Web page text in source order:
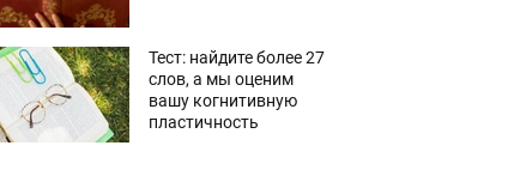
Тест: найдите более 27
слов, а мы оценим
вашу когнитивную
пластичность